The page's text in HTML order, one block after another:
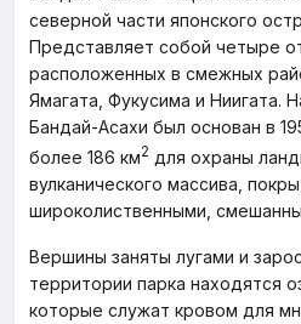
северной части японского
Представляет собой четыре
расположенных в смежных
Ямагата, Фукусима и Ниигата.
Бандай-Асахи был основан в
более 186 км2 для охраны
вулканического массива,
широколиственными,
Вершины заняты лугами и
территории парка находятся
которые служат кровом для